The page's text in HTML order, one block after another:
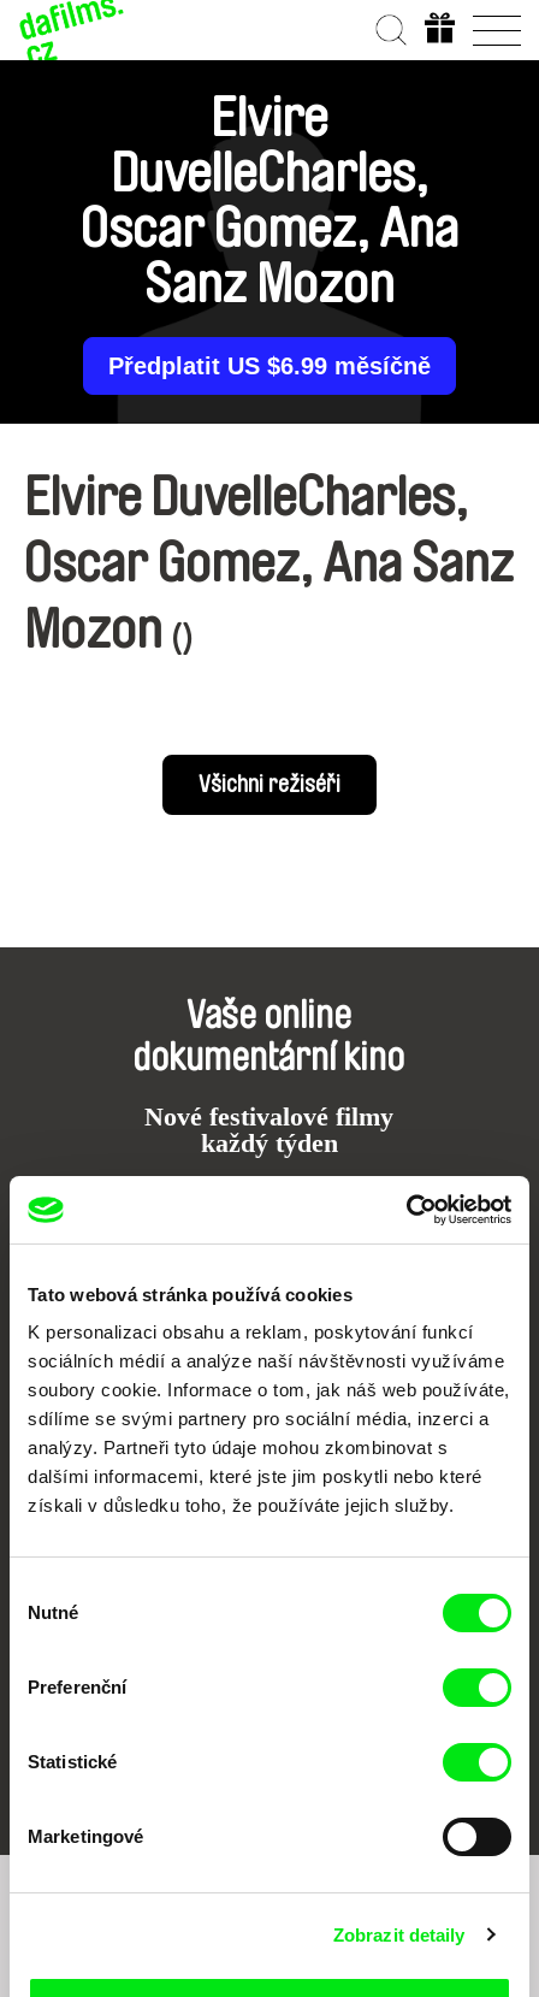
Tato webová stránka používá cookies
K personalizaci obsahu a reklam, poskytování funkcí
sociálních médií a analýze naší návštěvnosti využíváme
soubory cookie. Informace o tom, jak náš web používáte,
sdílíme se svými partnery pro sociální média, inzerci a
analýzy. Partneři tyto údaje mohou zkombinovat s
dalšími informacemi, které jste jim poskytli nebo které
získali v důsledku toho, že používáte jejich služby.
souhlasu
Nutné
Preferenční
Statistické
Marketingové
Zobrazit detaily
Elvire
DuvelleCharles,
Oscar Gomez, Ana
Sanz Mozon
Předplatit US $6.99 měsíčně
Elvire DuvelleCharles,
Oscar Gomez, Ana Sanz
Mozon ()
Všichni režiséři
Vaše online
dokumentární kino
Nové festivalové filmy
každý týden
Portál DAFilms.cz je výsledkem tvůrčí spolupráce 7 klíčových evropských
Členové Doc Alliance
Against Gravity
FIDMarseille
filmovém programu?